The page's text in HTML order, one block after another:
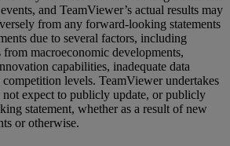
and TeamViewer’s actual results may
from any forward-looking statements
due to several factors, including
macroeconomic developments,
capabilities, inadequate data
levels. TeamViewer undertakes
expect to publicly update, or publicly
statement, whether as a result of new
or otherwise.